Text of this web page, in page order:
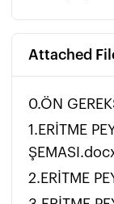
Attached
0.ÖN
1.ERİTME
2.ERİTME